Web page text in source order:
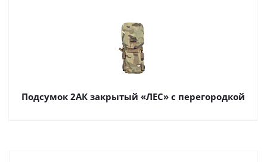
Подсумок 2АК закрытый «ЛЕС» с перегородкой